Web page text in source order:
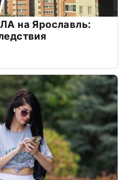
на Ярославль: